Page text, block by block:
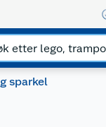
sparkel